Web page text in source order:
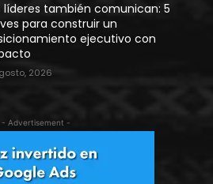
líderes también comunican: 5
para construir un
ejecutivo con
2026
- Advertisement -